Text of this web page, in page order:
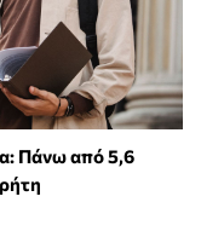
Πάνω από 5,6